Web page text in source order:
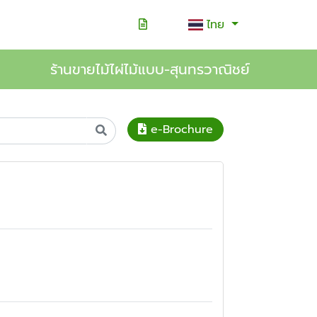
ไทย
ร้านขายไม้ไผ่ไม้แบบ-สุนทรวาณิชย์
e-Brochure